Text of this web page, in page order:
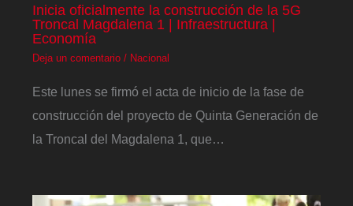
Inicia oficialmente la construcción de la 5G
Troncal Magdalena 1 | Infraestructura |
Economía
Deja un comentario / Nacional
Este lunes se firmó el acta de inicio de la fase de
construcción del proyecto de Quinta Generación de
la Troncal del Magdalena 1, que…